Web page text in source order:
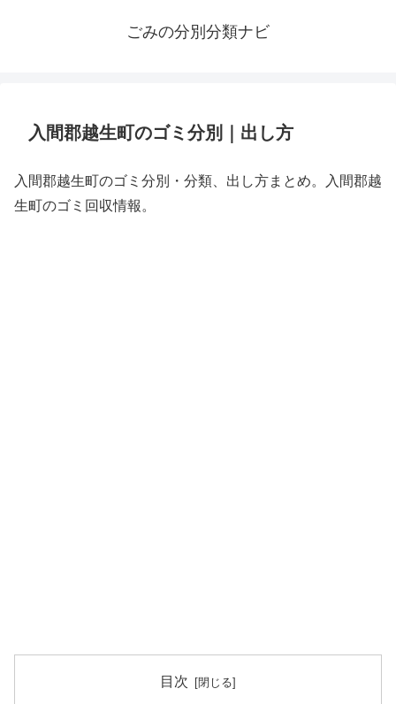
ごみの分別分類ナビ
入間郡越生町のゴミ分別｜出し方
入間郡越生町のゴミ分別・分類、出し方まとめ。入間郡越
生町のゴミ回収情報。
目次